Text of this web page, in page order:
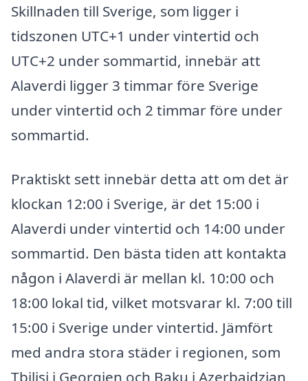
Skillnaden till Sverige, som ligger i
tidszonen UTC+1 under vintertid och
UTC+2 under sommartid, innebär att
Alaverdi ligger 3 timmar före Sverige
under vintertid och 2 timmar före under
sommartid.
Praktiskt sett innebär detta att om det är
klockan 12:00 i Sverige, är det 15:00 i
Alaverdi under vintertid och 14:00 under
sommartid. Den bästa tiden att kontakta
någon i Alaverdi är mellan kl. 10:00 och
18:00 lokal tid, vilket motsvarar kl. 7:00 till
15:00 i Sverige under vintertid. Jämfört
med andra stora städer i regionen, som
Tbilisi i Georgien och Baku i Azerbajdzjan,